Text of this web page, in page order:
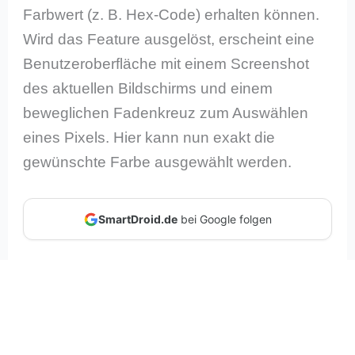
Farbwert (z. B. Hex-Code) erhalten können.
Wird das Feature ausgelöst, erscheint eine
Benutzeroberfläche mit einem Screenshot
des aktuellen Bildschirms und einem
beweglichen Fadenkreuz zum Auswählen
eines Pixels. Hier kann nun exakt die
gewünschte Farbe ausgewählt werden.
SmartDroid.debei Google folgen